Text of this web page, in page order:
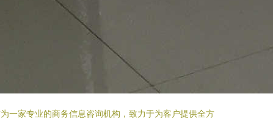
一家专业的商务信息咨询机构，致力于为客户提供全方